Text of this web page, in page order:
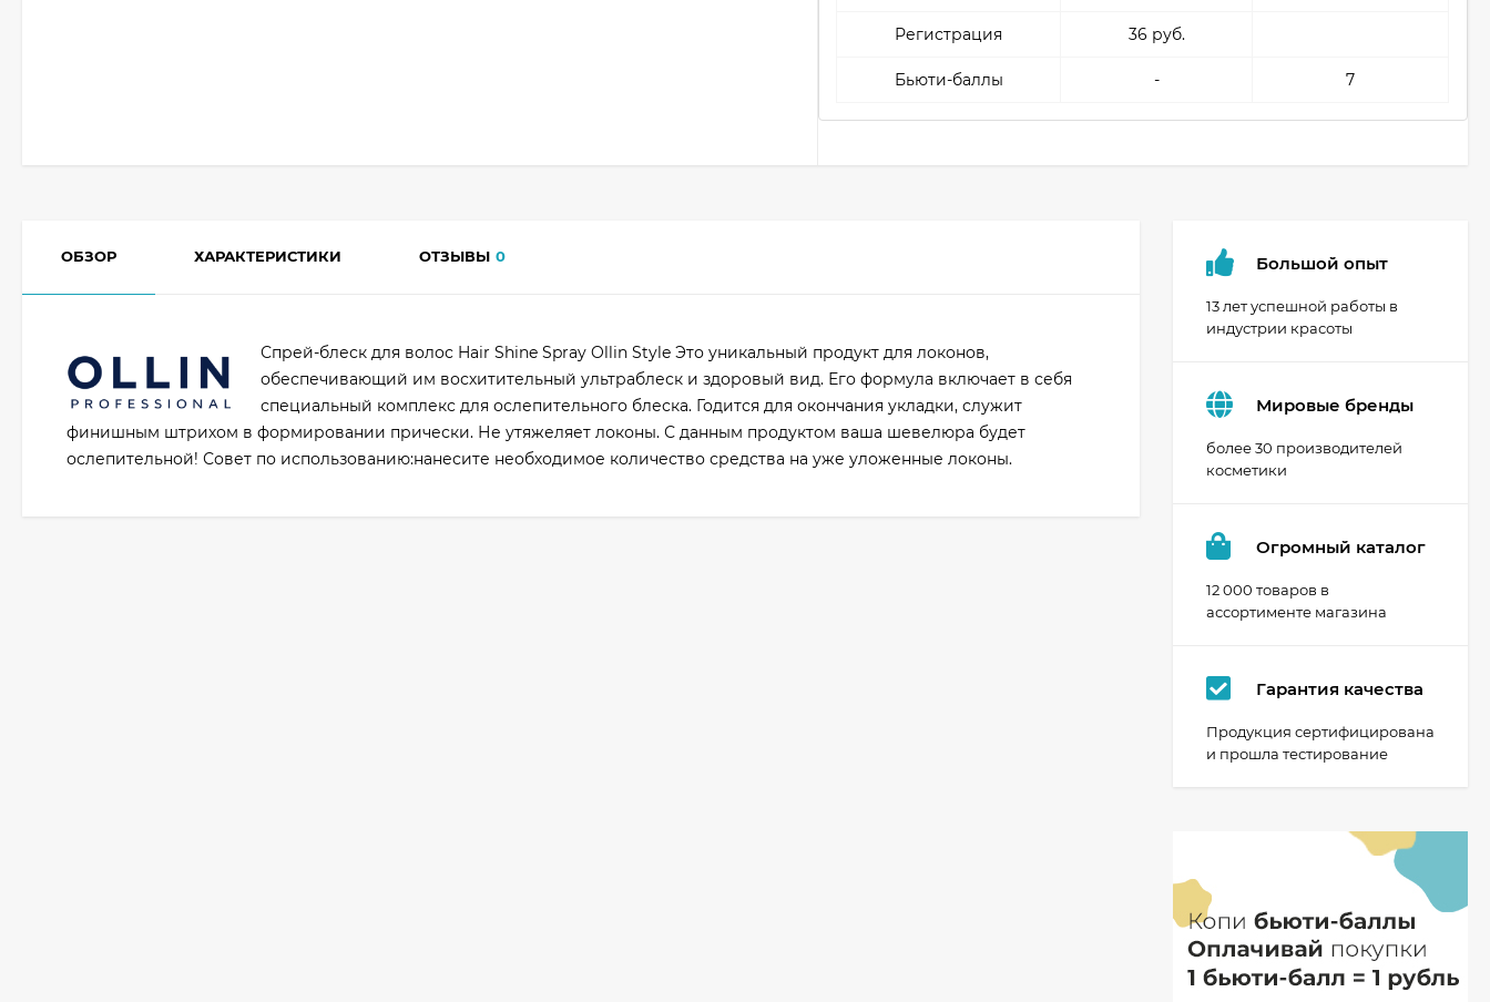
Регистрация 36 руб.
Бьюти-баллы - 7
ОБЗОР ХАРАКТЕРИСТИКИ ОТЗЫВЫ 0
Спрей-блеск для волос Hair Shine Spray Ollin Style Это уникальный продукт для локонов,
обеспечивающий им восхитительный ультраблеск и здоровый вид. Его формула включает в себя
специальный комплекс для ослепительного блеска. Годится для окончания укладки, служит
финишным штрихом в формировании прически. Не утяжеляет локоны. С данным продуктом ваша шевелюра будет
ослепительной! Совет по использованию:нанесите необходимое количество средства на уже уложенные локоны.
Большой опыт
13 лет успешной работы в
индустрии красоты
Мировые бренды
более 30 производителей
косметики
Огромный каталог
12 000 товаров в
ассортименте магазина
Гарантия качества
Продукция сертифицирована
и прошла тестирование